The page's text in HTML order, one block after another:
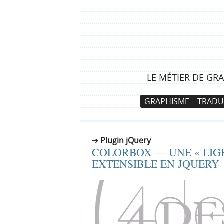
LE MÉTIER DE
GRAPHISME
Plugin jQuery
COLORBOX — UNE «
EXTENSIBLE EN JQUERY